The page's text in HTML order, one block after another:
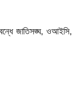
জাতিসঙ্ঘ, ওআইসি,